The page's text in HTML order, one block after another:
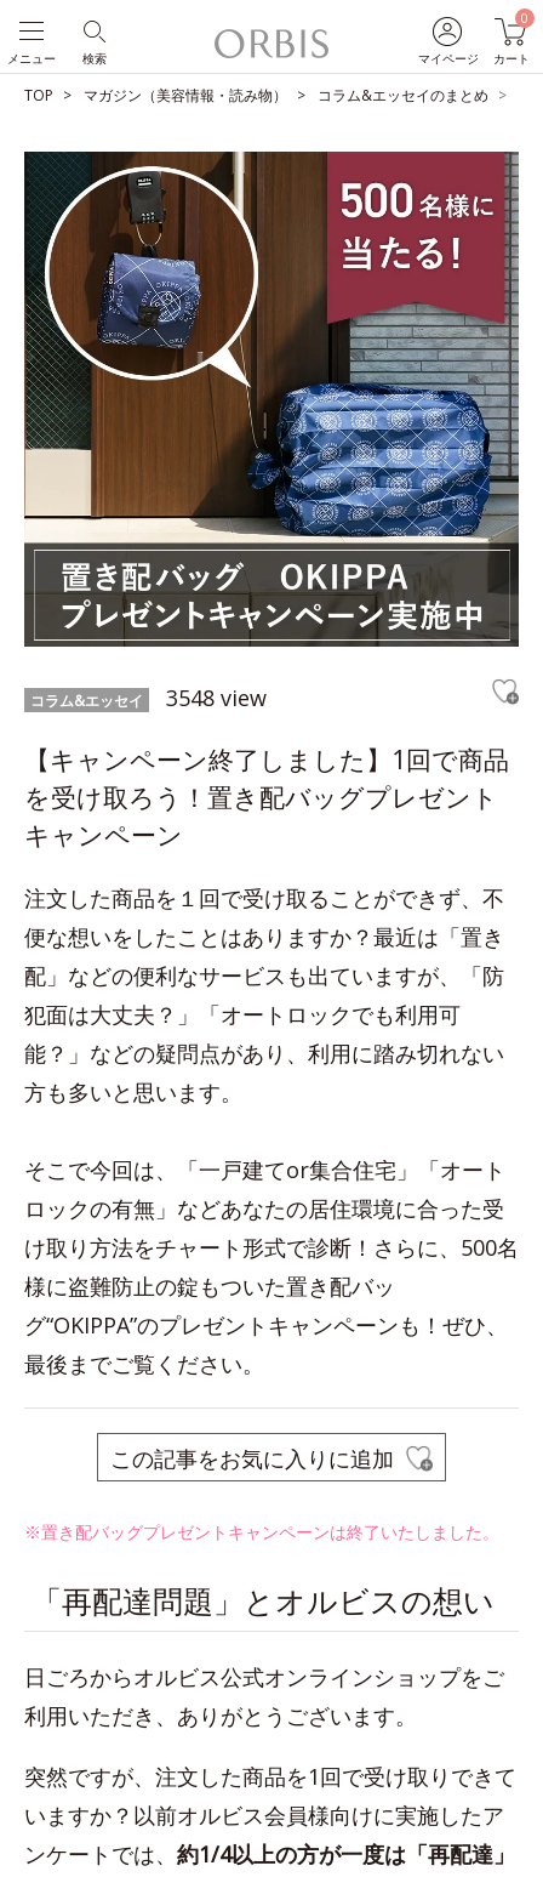
マイページ
0
カート
検索
メニュー
TOP マガジン（美容情報・読み物） コラム&エッセイのまとめ
コラム&エッセイ 3548 view
【キャンペーン終了しました】1回で商品
を受け取ろう！置き配バッグプレゼント
キャンペーン
注文した商品を１回で受け取ることができず、不
便な想いをしたことはありますか？最近は「置き
配」などの便利なサービスも出ていますが、「防
犯面は大丈夫？」「オートロックでも利用可
能？」などの疑問点があり、利用に踏み切れない
方も多いと思います。
そこで今回は、「一戸建てor集合住宅」「オート
ロックの有無」などあなたの居住環境に合った受
け取り方法をチャート形式で診断！さらに、500名
様に盗難防止の錠もついた置き配バッ
グ“OKIPPA”のプレゼントキャンペーンも！ぜひ、
最後までご覧ください。
この記事をお気に入りに追加
※置き配バッグプレゼントキャンペーンは終了いたしました。
「再配達問題」とオルビスの想い
日ごろからオルビス公式オンラインショップをご
利用いただき、ありがとうございます。
突然ですが、注文した商品を1回で受け取りできて
いますか？以前オルビス会員様向けに実施したア
ンケートでは、 約1/4以上の方が一度は「再配達」